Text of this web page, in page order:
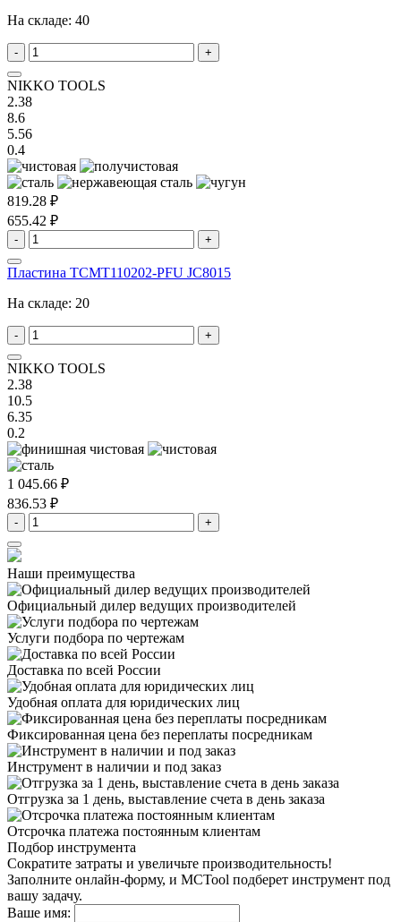
На складе: 40
- +
NIKKO TOOLS
2.38
8.6
5.56
0.4
819.28 ₽
655.42 ₽
- +
Пластина TCMT110202-PFU JC8015
На складе: 20
- +
NIKKO TOOLS
2.38
10.5
6.35
0.2
1 045.66 ₽
836.53 ₽
- +
Наши преимущества
Официальный дилер ведущих производителей
Услуги подбора по чертежам
Доставка по всей России
Удобная оплата для юридических лиц
Фиксированная цена без переплаты посредникам
Инструмент в наличии и под заказ
Отгрузка за 1 день, выставление счета в день заказа
Отсрочка платежа постоянным клиентам
Подбор инструмента
Сократите затраты и увеличьте производительность!
Заполните онлайн-форму, и MCTool подберет инструмент под
вашу задачу.
Ваше имя: